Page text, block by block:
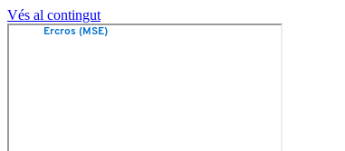
Vés al contingut